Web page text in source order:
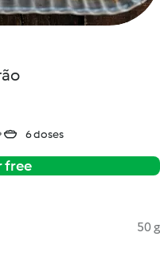
6 doses
free
50 g